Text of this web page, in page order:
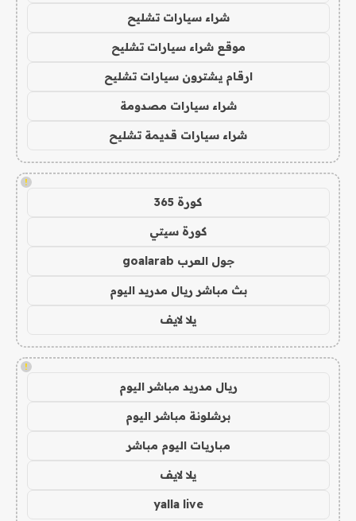
شراء سيارات تشليح
موقع شراء سيارات تشليح
ارقام يشترون سيارات تشليح
شراء سيارات مصدومة
شراء سيارات قديمة تشليح
!
كورة 365
كورة سيتي
جول العرب goalarab
بث مباشر ريال مدريد اليوم
يلا لايف
!
ريال مدريد مباشر اليوم
برشلونة مباشر اليوم
مباريات اليوم مباشر
يلا لايف
yalla live